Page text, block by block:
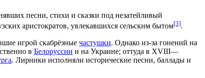
песни, стихи и сказки под незатейливый
аристократов, увлекавшихся сельским бытом[3].
игрой скабрёзные частушки. Однако из‑за гонений на
в Белоруссии и на Украине; оттуда в XVIII—
. Лирники исполняли исторические песни, баллады и